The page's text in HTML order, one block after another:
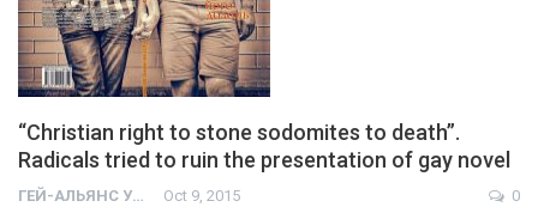
“Christian right to stone sodomites to death”.
Radicals tried to ruin the presentation of gay novel
ГЕЙ-АЛЬЯНС УКРАИНА Oct 9, 2015
0